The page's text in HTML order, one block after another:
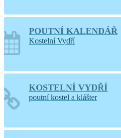
POUTNÍ KALENDÁŘ
Kostelní Vydří
KOSTELNÍ VYDŘÍ
poutní kostel a klášter